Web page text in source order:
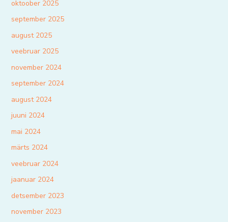
oktoober 2025
september 2025
august 2025
veebruar 2025
november 2024
september 2024
august 2024
juuni 2024
mai 2024
märts 2024
veebruar 2024
jaanuar 2024
detsember 2023
november 2023